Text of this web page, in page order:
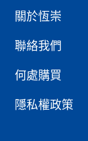
關於恆崇
聯絡我們
何處購買
隱私權政策